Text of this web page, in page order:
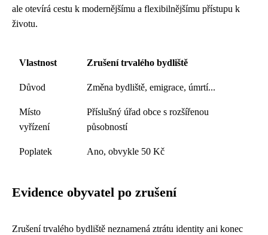
ale otevírá cestu k modernějšímu a flexibilnějšímu přístupu k
životu.
Vlastnost Zrušení trvalého bydliště
Důvod Změna bydliště, emigrace, úmrtí...
Místo
vyřízení
Příslušný úřad obce s rozšířenou
působností
Poplatek Ano, obvykle 50 Kč
Evidence obyvatel po zrušení
Zrušení trvalého bydliště neznamená ztrátu identity ani konec